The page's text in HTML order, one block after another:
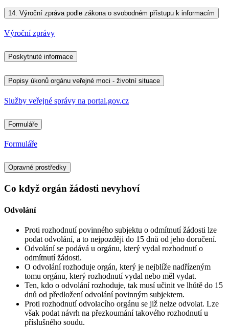
14. Výroční zpráva podle zákona o svobodném přístupu k informacím
Výroční zprávy
Poskytnuté informace
Popisy úkonů orgánu veřejné moci - životní situace
Služby veřejné správy na portal.gov.cz
Formuláře
Formuláře
Opravné prostředky
Co když orgán žádosti nevyhoví
Odvolání
Proti rozhodnutí povinného subjektu o odmítnutí žádosti lze
podat odvolání, a to nejpozději do 15 dnů od jeho doručení.
Odvolání se podává u orgánu, který vydal rozhodnutí o
odmítnutí žádosti.
O odvolání rozhoduje orgán, který je nejblíže nadřízeným
tomu orgánu, který rozhodnutí vydal nebo měl vydat.
Ten, kdo o odvolání rozhoduje, tak musí učinit ve lhůtě do 15
dnů od předložení odvolání povinným subjektem.
Proti rozhodnutí odvolacího orgánu se již nelze odvolat. Lze
však podat návrh na přezkoumání takového rozhodnutí u
příslušného soudu.